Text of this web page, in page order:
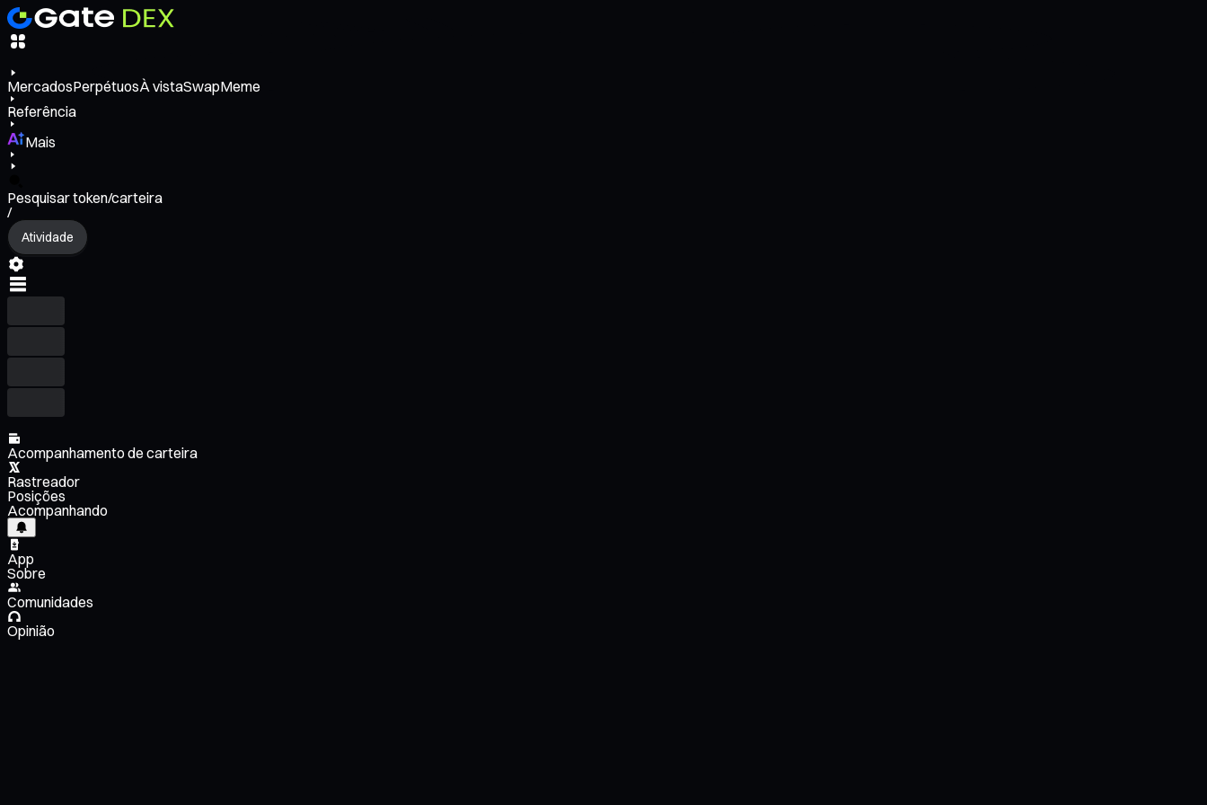
MercadosPerpétuosÀ vistaSwapMeme
Referência
Mais
Pesquisar token/carteira
/
Atividade
Acompanhamento de carteira
Rastreador
Posições
Acompanhando
App
Sobre
Comunidades
Opinião